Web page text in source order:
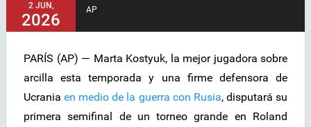
2 JUN,
2026
AP
PARÍS (AP) — Marta Kostyuk, la mejor jugadora sobre
arcilla esta temporada y una firme defensora de
Ucraniaen medio de la guerra con Rusia, disputará su
primera semifinal de un torneo grande en Roland